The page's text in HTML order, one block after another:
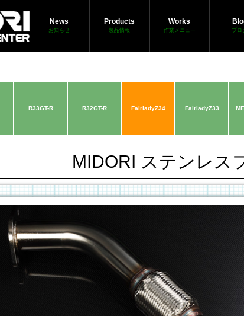
News
お知らせ
Products
製品情報
Works
作業メニュー ブロ
R33GT-R R32GT-R FairladyZ34 FairladyZ33
MIDORI ステンレス